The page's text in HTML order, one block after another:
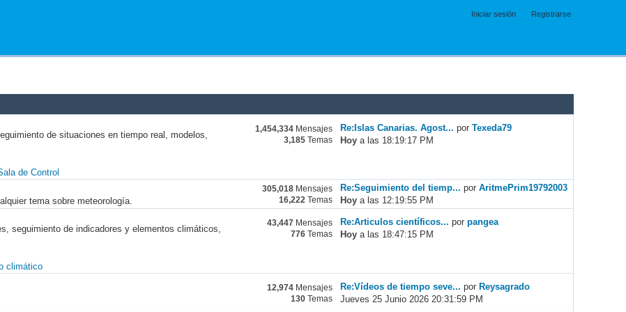
Iniciar sesión Registrarse
de situaciones en tiempo real, modelos,
1,454,334 Mensajes
3,185 Temas
Re:Islas Canarias. Agost... porTexeda79
Hoy a las 18:19:17 PM
de Control
tema sobre meteorología.
305,018 Mensajes
16,222 Temas
Re:Seguimiento del tiemp... porAritmePrim19792003
Hoy a las 12:19:55 PM
seguimiento de indicadores y elementos climáticos,
43,447 Mensajes
776 Temas
Re:Articulos científicos... porpangea
Hoy a las 18:47:15 PM
climático
12,974 Mensajes
130 Temas
Re:Vídeos de tiempo seve... porReysagrado
Jueves 25 Junio 2026 20:31:59 PM